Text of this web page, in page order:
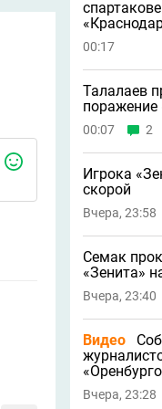
00:17
Талалаев
поражение
00:07 2
Игрока
скорой
Вчера, 23:58
Семак
«Зенита»
Вчера, 23:40
Видео
Вчера, 23:28